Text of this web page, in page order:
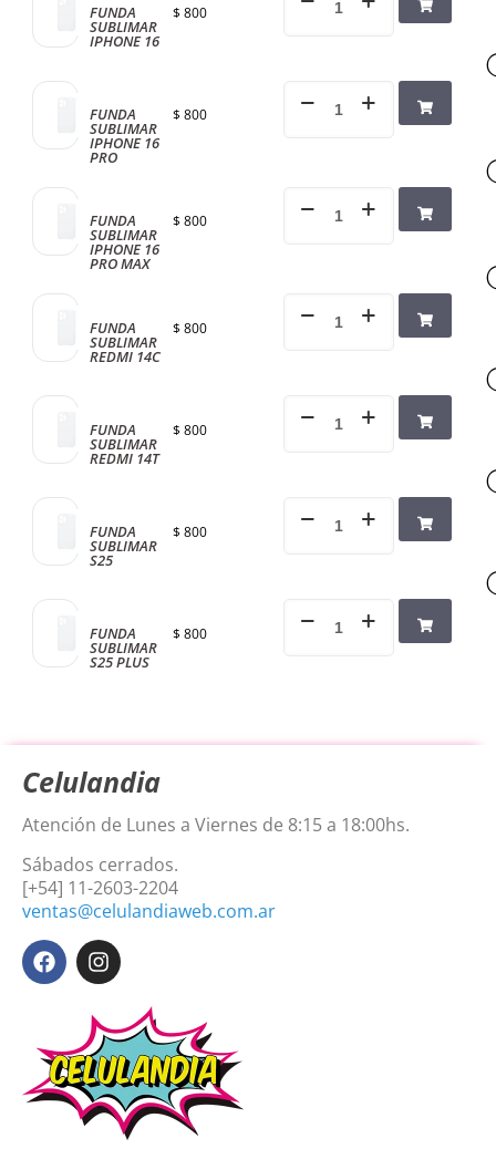
FUNDA
SUBLIMAR
IPHONE 16
$ 800
FUNDA
SUBLIMAR
IPHONE 16
PRO
$ 800
FUNDA
SUBLIMAR
IPHONE 16
PRO MAX
$ 800
FUNDA
SUBLIMAR
REDMI 14C
$ 800
FUNDA
SUBLIMAR
REDMI 14T
$ 800
FUNDA
SUBLIMAR
S25
$ 800
FUNDA
SUBLIMAR
S25 PLUS
$ 800
Celulandia
Atención de Lunes a Viernes de 8:15 a 18:00hs.
Sábados cerrados.
[+54] 11-2603-2204
ventas@celulandiaweb.com.ar